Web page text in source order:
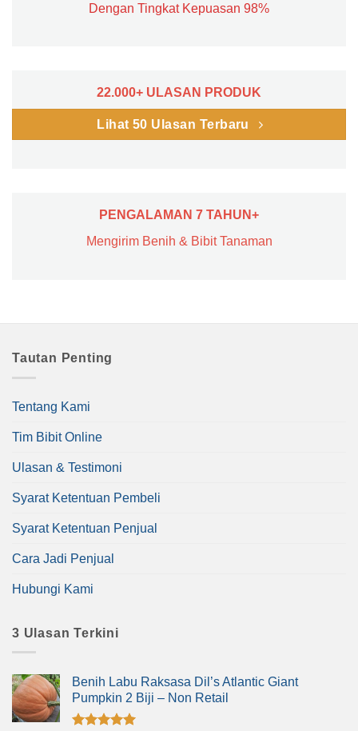
Dengan Tingkat Kepuasan 98%
22.000+ ULASAN PRODUK
Lihat 50 Ulasan Terbaru
PENGALAMAN 7 TAHUN+
Mengirim Benih & Bibit Tanaman
Tautan Penting
Tentang Kami
Tim Bibit Online
Ulasan & Testimoni
Syarat Ketentuan Pembeli
Syarat Ketentuan Penjual
Cara Jadi Penjual
Hubungi Kami
3 Ulasan Terkini
Benih Labu Raksasa Dil’s Atlantic Giant
Pumpkin 2 Biji – Non Retail